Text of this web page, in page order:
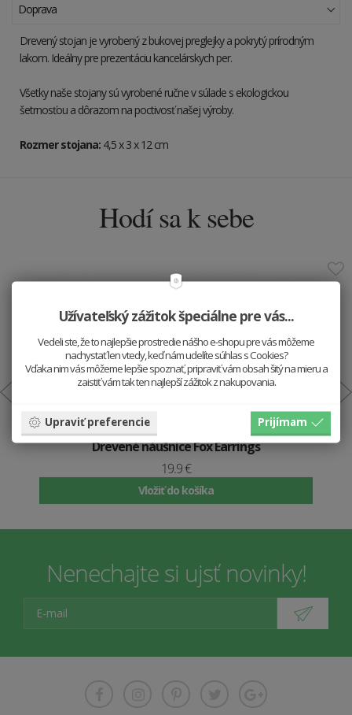
Doprava
Drevený stojan je vyrobený z bukovej preglejky a pokrytý prírodným
lakom. Ideálny pre prezentáciu kancelárskych per.
Všetky naše stojany sú vyrobené ručne v súlade s ekologickou
šetrnosťou a dôrazom na poctivosť našej výroby.
Rozmer stojana: 4,5 x 3 x 12 cm
Hodí sa k sebe
Drevené náušnice Fox Earrings
19.9 €
Vložiť do košíka
Nenechajte si ujsť novinky!
Užívateľský zážitok špeciálne pre vás...
Vedeli ste, že to najlepšie prostredie nášho e-shopu pre vás môžeme
nachystať len vtedy, keď nám udelíte súhlas s Cookies?
Vďaka nim vás môžeme lepšie spoznať, pripraviť vám obsah šitý na mieru a
zaistiť vám tak ten najlepší zážitok z nakupovania.
Upraviť preferencie Prijímam